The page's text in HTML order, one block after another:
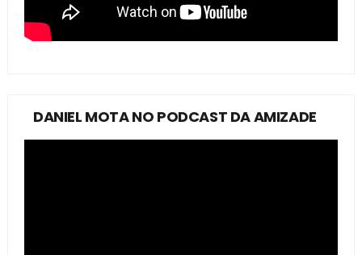
DANIEL MOTA NO PODCAST DA AMIZADE